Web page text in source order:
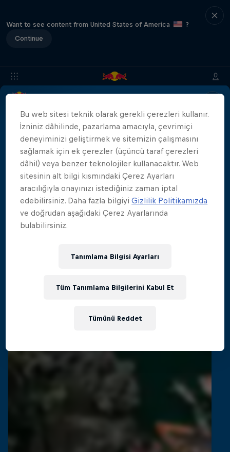
Want to see content from United States of America
?
Continue
Bilgi Yer & Tarih Sporcular Sonuçlar SSS
Partnerlerimiz
Filmler & Programlar
444 Days
dönüş
Bu web sitesi teknik olarak gerekli çerezleri kullanır.
İzniniz dâhilinde, pazarlama amacıyla, çevrimiçi
deneyiminizi geliştirmek ve sitemizin çalışmasını
sağlamak için ek çerezler (üçüncü taraf çerezleri
dâhil) veya benzer teknolojiler kullanacaktır. Web
sitesinin alt bilgi kısmındaki Çerez Ayarları
aracılığıyla onayınızı istediğiniz zaman iptal
edebilirsiniz. Daha fazla bilgiyiGizlilik Politikamızda
ve doğrudan aşağıdaki Çerez Ayarlarında
bulabilirsiniz.
Tanımlama Bilgisi Ayarları
Tümünü Reddet
Tüm Tanımlama Bilgilerini Kabul Et